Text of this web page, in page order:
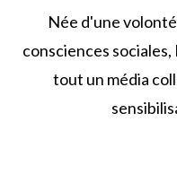
Née d'une
consciences
tout un média